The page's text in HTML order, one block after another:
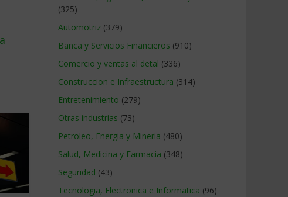
(325)
Automotriz (379)
Banca y Servicios Financieros (910)
Comercio y ventas al detal (336)
Construccion e Infraestructura (314)
Entretenimiento (279)
Otras industrias (73)
Petroleo, Energia y Mineria (480)
Salud, Medicina y Farmacia (348)
Seguridad (43)
Tecnologia, Electronica e Informatica (96)